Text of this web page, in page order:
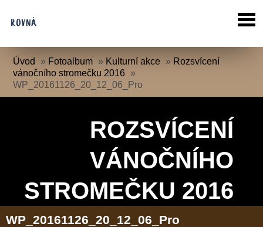
Úvod » Fotoalbum » Kulturní akce » Rozsvícení
vánočního stromečku 2016 »
WP_20161126_20_12_06_Pro
ROZSVÍCENÍ
VÁNOČNÍHO
STROMEČKU 2016
WP_20161126_20_12_06_Pro